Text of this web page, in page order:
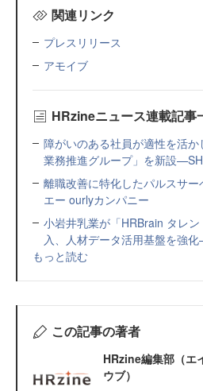
関連リンク
プレスリリース
アモイブ
HRzineニュース連載記事
障がいのある社員が適性を活
業務推進グループ」を新設
離職改善に特化したパルスサ
エー ourlyカンパニー
小岩井乳業が「HRBrain タレ
入、人材データ活用基盤を強
もっと読む
この記事の著者
HRzine編集部（エ
ウブ）